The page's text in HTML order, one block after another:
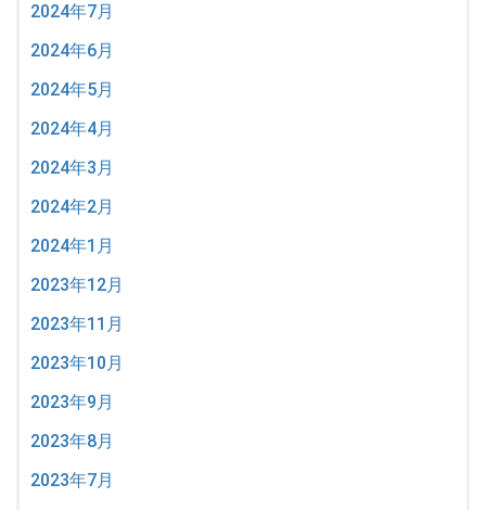
2024年7月
2024年6月
2024年5月
2024年4月
2024年3月
2024年2月
2024年1月
2023年12月
2023年11月
2023年10月
2023年9月
2023年8月
2023年7月